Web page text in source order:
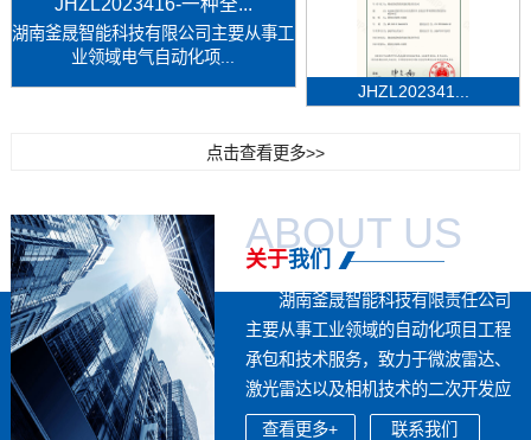
JHZL2023416-一种全...
湖南釜晟智能科技有限公司主要从事工
业领域电气自动化项...
JHZL202341...
点击查看更多>>
ABOUT US
关于我们
湖南釜晟智能科技有限责任公司
主要从事工业领域的自动化项目工程
承包和技术服务，致力于微波雷达、
激光雷达以及相机技术的二次开发应
用，...
查看更多+ 联系我们